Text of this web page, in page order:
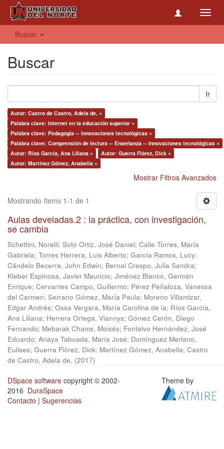
Buscar
Buscar
Ir
Autor: Castro de Castro, Adela de, ×
Palabra clave: Internet en la educación superior ×
Palabra clave: Pedagogía -- Innovaciones tecnológicas ×
Palabra clave: Comprensión de lectura -- Enseñanza -- Innovaciones tecnológicas ×
Autor: Ríos García, Ana Liliana ×
Autor: Guerra Flórez, Dick ×
Autor: Martínez Gómez, Anabella ×
Mostrar Filtros Avanzados
Mostrando ítems 1-1 de 1
Aulas develadas.2 : la práctica, con investigación,
se cambia
Schettini, Norelli; Soto Ortiz, José Daniel; Calle Torres, María
Gabriela; Torres Herrera, Luis Alberto; García Ramos, Lucy;
Cándelo Becerra, John Edwin; Bernal Crespo, Julia Sandra;
Kleber Espinosa, Javier Mauricio; Jiménez Blanco, Germán
Enrique; Cervantes Campo, Guillermo; Pérez Peñaloza, Vanessa
del Carmen; Serrano Gómez, María Paula; Moreno Villamizar,
Edgar Andrés; Ossa Vergara, María Carolina de la; Ríos García,
Ana Liliana; Herrera Ortega, Viannys; Gómez Cerón, Diego
Fernando; Mebarak Chams, Moisés; Fontalvo Hernández, José
Eduardo; Anaya Taboada, María José; Domínguez Merlano,
Eulises; Guerra Flórez, Dick; Martínez Gómez, Anabella; Castro
de Castro, Adela de, (2017)
DSpace software copyright © 2002-
2016 DuraSpace
Contacto | Sugerencias
Theme by